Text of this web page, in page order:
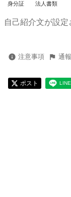
身分証 法人書類
自己紹介文が設
注意事項 通報
ポスト